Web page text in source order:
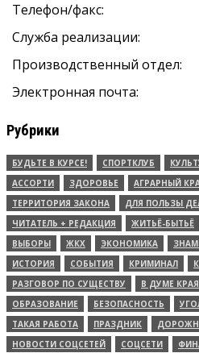
Телефон/факс:
Служба реализации:
Производственный отдел:
Электронная почта:
Рубрики
БУДЬТЕ В КУРСЕ! СПОРТКЛУБ
АССОРТИ
ЗДОРОВЬЕ АГРАРНЫЙ
ТЕРРИТОРИЯ ЗАКОНА
ДЛЯ ПОЛЬЗЫ
ЧИТАТЕЛЬ + РЕДАКЦИЯ
ЖИТЬЁ-БЫТЬЁ
ВЫБОРЫ
ЖКХ ЭКОНОМИКА
ИСТОРИЯ
СОБЫТИЯ КРИМИНАЛ
РАЗГОВОР ПО СУЩЕСТВУ
В ДУМЕ КРАЯ
ОБРАЗОВАНИЕ
БЕЗОПАСНОСТЬ
ТАКАЯ РАБОТА
ПРАЗДНИК
НОВОСТИ СОЦСЕТЕЙ
СОЦСЕТИ